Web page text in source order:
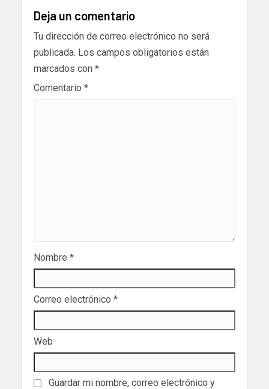
Deja un comentario
Tu dirección de correo electrónico no será
publicada. Los campos obligatorios están
marcados con *
Comentario *
Nombre *
Correo electrónico *
Web
Guardar mi nombre, correo electrónico y